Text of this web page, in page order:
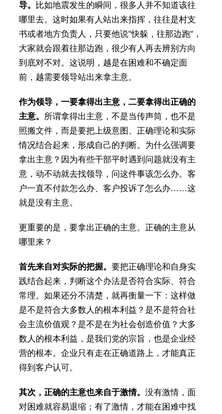
导。
比如地震发生的瞬间，很多人并不知道该往
哪里去。这时如果有人站出来指挥，往往是村支
书或者地方负责人，只要他说"快躲，往那边跑"，
大家就会跟着往那边跑，很少有人再去辨别方向
到底对不对。这说明，越是在困难和不确定面
前，越需要领导站出来拿主意。
作为领导，一要拿得出主意，二要拿得出正确的
主意。 所谓拿得出主意，不是当传声筒，也不是
照搬文件，而是要把上级意图、正确理论和实际
情况结合起来，形成自己的判断。为什么强调要
拿出主意？因为有些干部平时遇到问题就没有主
意，动不动就去找领导，问这件事该怎么办。客
户一直不付款怎么办、客户投诉了怎么办……这
就是没有主意。
更重要的是，要拿出正确的主意。正确的主意从
哪里来？
首先来自对实际的把握。 要把正确理论和自身实
践结合起来，判断这个办法是否符合实际、符合
常理。如果还分不清楚，就再衡量一下：这样做
是不是符合大多数人的根本利益？是不是符合社
会主流价值观？是不是在为社会创造价值？大多
数人的根本利益，是我们党的宗旨，也是企业经
营的根本。企业只有走在正确道路上，才能真正
得到客户认可。
其次，正确的主意也来自于激情。 没有激情，面
对困难就容易退缩；有了激情，才能在困难中找